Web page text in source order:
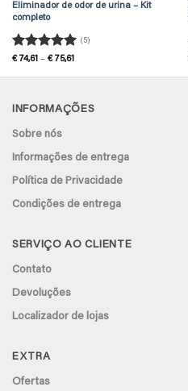
Eliminador de odor de urina – Kit
completo
Avaliação5
(5)
€74,61 – €75,61
€ 74,61
INFORMAÇÕES
Sobre nós
Informações de entrega
Política de Privacidade
Condições de entrega
SERVIÇO AO CLIENTE
Contato
Devoluções
Localizador de lojas
EXTRA
Ofertas